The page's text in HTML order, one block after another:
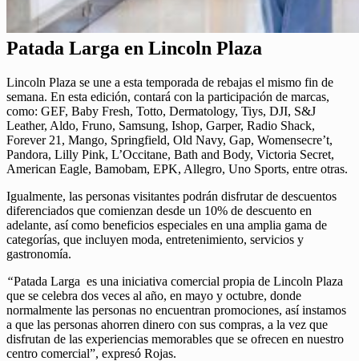
Patada Larga en Lincoln Plaza
Lincoln Plaza se une a esta temporada de rebajas el mismo fin de
semana. En esta edición, contará con la participación de marcas,
como: GEF, Baby Fresh, Totto, Dermatology, Tiys, DJI, S&J
Leather, Aldo, Fruno, Samsung, Ishop, Garper, Radio Shack,
Forever 21, Mango, Springfield, Old Navy, Gap, Womensecre’t,
Pandora, Lilly Pink, L’Occitane, Bath and Body, Victoria Secret,
American Eagle, Bamobam, EPK, Allegro, Uno Sports, entre otras.
Igualmente, las personas visitantes podrán disfrutar de descuentos
diferenciados que comienzan desde un 10% de descuento en
adelante, así como beneficios especiales en una amplia gama de
categorías, que incluyen moda, entretenimiento, servicios y
gastronomía.
“Patada Larga es una iniciativa comercial propia de Lincoln Plaza
que se celebra dos veces al año, en mayo y octubre, donde
normalmente las personas no encuentran promociones, así instamos
a que las personas ahorren dinero con sus compras, a la vez que
disfrutan de las experiencias memorables que se ofrecen en nuestro
centro comercial”, expresó Rojas.